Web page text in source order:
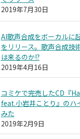
2019年7月30日
AI歌声合成をボーカルに
をリリース。歌声合成技
は来るのか!?
2019年4月16日
コミケで完売したCD『
feat.小岩井ことり』のハ
みた
2019年2月9日